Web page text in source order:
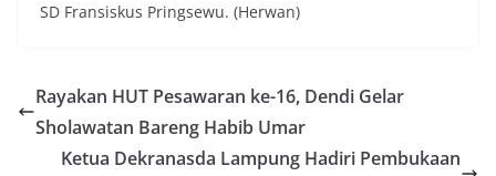
SD Fransiskus Pringsewu. (Herwan)
Rayakan HUT Pesawaran ke-16, Dendi Gelar
Sholawatan Bareng Habib Umar
Ketua Dekranasda Lampung Hadiri Pembukaan